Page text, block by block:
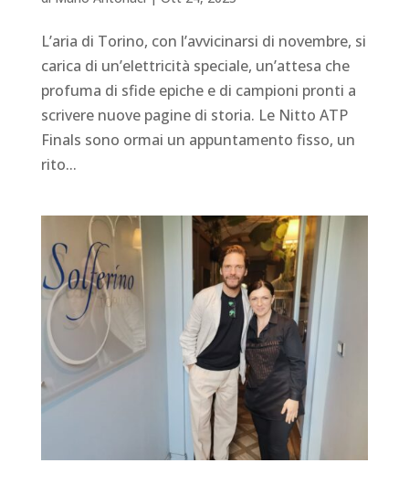
L’aria di Torino, con l’avvicinarsi di novembre, si
carica di un’elettricità speciale, un’attesa che
profuma di sfide epiche e di campioni pronti a
scrivere nuove pagine di storia. Le Nitto ATP
Finals sono ormai un appuntamento fisso, un
rito...